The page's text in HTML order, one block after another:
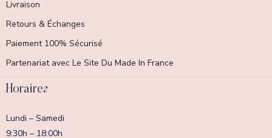
Livraison
Retours & Échanges
Paiement 100% Sécurisé
Partenariat avec Le Site Du Made In France
Horaires
Lundi – Samedi
9:30h – 18:00h